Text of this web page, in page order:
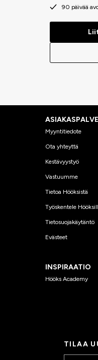
90 päivää
Myyntitiedote
Ota yhteyttä
Kestävyystyö
Vastuumme
Tietoa Hööksistä
Työskentele
Tietosuojakäytäntö
Evästeet
INSPIRAATIO
Hööks Academy
TILAA